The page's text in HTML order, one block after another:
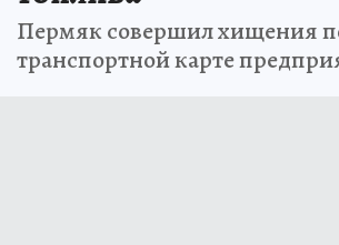
Пермяк совершил хищения
транспортной карте